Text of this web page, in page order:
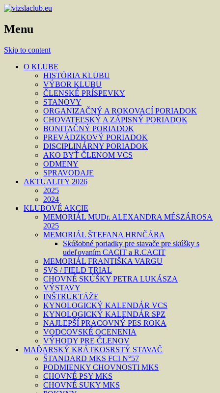
Menu
Skip to content
O KLUBE
HISTÓRIA KLUBU
VÝBOR KLUBU
ČLENSKÉ PRÍSPEVKY
STANOVY
ORGANIZAČNÝ A ROKOVACÍ PORIADOK
CHOVATEĽSKÝ A ZÁPISNÝ PORIADOK
BONITAČNÝ PORIADOK
PREVÁDZKOVÝ PORIADOK
DISCIPLINÁRNY PORIADOK
AKO BYŤ ČLENOM VCS
ODMENY
SPRAVODAJE
AKTUALITY 2026
2025
2024
KLUBOVÉ AKCIE
MEMORIÁL MUDr. ALEXANDRA MÉSZÁROSA
2025
MEMORIÁL ŠTEFANA HRNČÁRA
Skúšobné poriadky pre stavače pre skúšky s
udeľovaním CACIT a R.CACIT
MEMORIÁL FRANTIŠKA VARGU
SVS / FIELD TRIAL
CHOVNÉ SKÚŠKY PETRA LUKÁSZA
VÝSTAVY
INŠTRUKTÁŽE
KYNOLOGICKÝ KALENDÁR VCS
KYNOLOGICKÝ KALENDÁR SPZ
NAJLEPŠÍ PRACOVNÝ PES ROKA
VODCOVSKÉ OCENENIA
VÝHODY PRE ČLENOV
MAĎARSKÝ KRÁTKOSRSTÝ STAVAČ
ŠTANDARD MKS FCI N°57
PODMIENKY CHOVNOSTI MKS
CHOVNÉ PSY MKS
CHOVNÉ SUKY MKS